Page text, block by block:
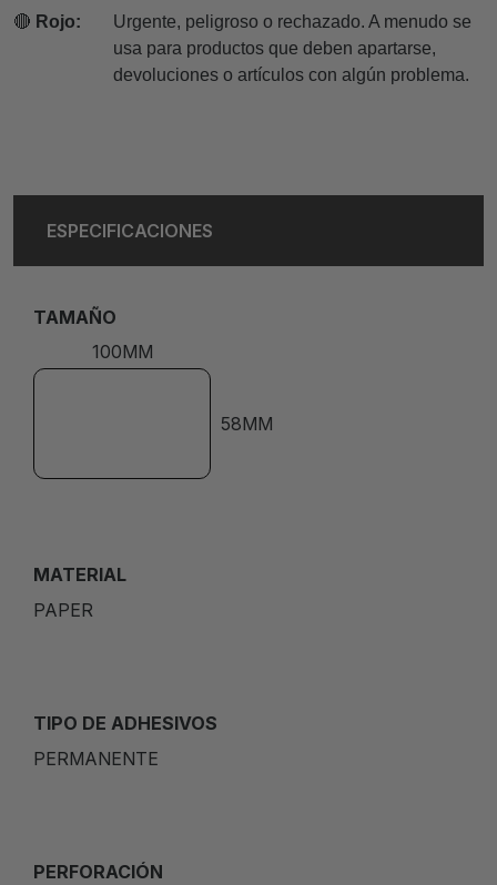
🔴 Rojo:
Urgente, peligroso o rechazado. A menudo se
usa para productos que deben apartarse,
devoluciones o artículos con algún problema.
ESPECIFICACIONES
TAMAÑO
100MM
58MM
MATERIAL
PAPER
TIPO DE ADHESIVOS
PERMANENTE
PERFORACIÓN